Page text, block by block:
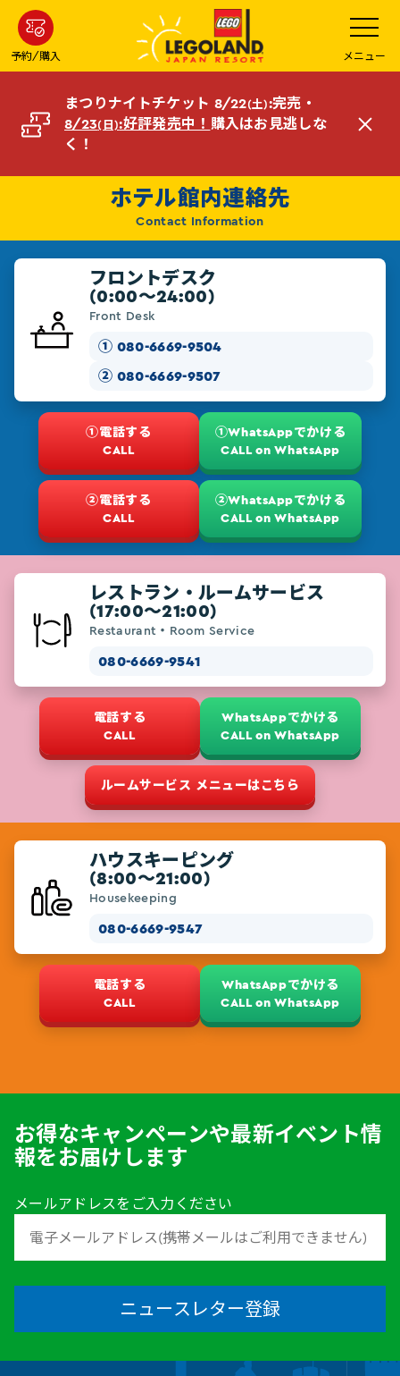
ン
コ
へ
予約/購入
メ
ニ
ュ
ー
を
開
メニュー
まつりナイトチケット 8/22(土):完売・
8/23(日):好評発売中！ 購入はお見逃しな
く！
閉
ホテル館内連絡先
Contact Information
フロントデスク
(0:00～24:00)
Front Desk
① 080-6669-9504
② 080-6669-9507
①電話する
CALL
①WhatsAppでかける
CALL on WhatsApp
②電話する
CALL
②WhatsAppでかける
CALL on WhatsApp
レストラン・ルームサービス
(17:00～21:00)
Restaurant・Room Service
080-6669-9541
電話する
CALL
WhatsAppでかける
CALL on WhatsApp
ルームサービス メニューはこちら
ハウスキーピング
(8:00～21:00)
Housekeeping
080-6669-9547
電話する
CALL
WhatsAppでかける
CALL on WhatsApp
お得なキャンペーンや最新イベント情
報をお届けします
メールアドレスをご入力ください
ニュースレター登録